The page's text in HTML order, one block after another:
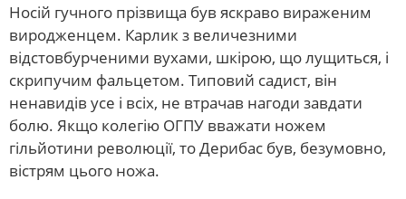
Носій гучного прізвища був яскраво вираженим
виродженцем. Карлик з величезними
відстовбурченими вухами, шкірою, що лущиться, і
скрипучим фальцетом. Типовий садист, він
ненавидів усе і всіх, не втрачав нагоди завдати
болю. Якщо колегію ОГПУ вважати ножем
гільйотини революції, то Дерибас був, безумовно,
вістрям цього ножа.